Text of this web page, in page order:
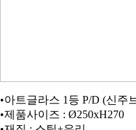
•아트글라스 1등 P/D (신주
•제품사이즈 : Ø250xH270